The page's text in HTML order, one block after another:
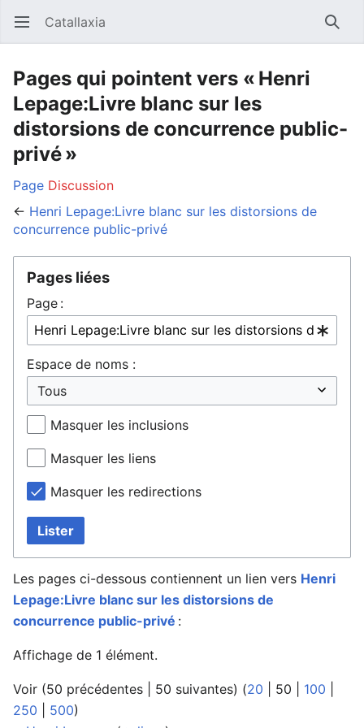
Ouvrir le menu principal Catallaxia
Pages qui pointent vers « Henri
Lepage:Livre blanc sur les
distorsions de concurrence public-
privé »
Page Discussion
← Henri Lepage:Livre blanc sur les distorsions de
concurrence public-privé
Pages liées
Page :
Espace de noms :
Masquer les inclusions
Masquer les liens
Masquer les redirections
Lister
Les pages ci-dessous contiennent un lien vers Henri
Lepage:Livre blanc sur les distorsions de
concurrence public-privé :
Affichage de 1 élément.
Voir (50 précédentes 50 suivantes) (20 50 100
250
500)